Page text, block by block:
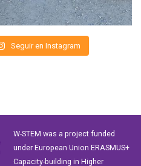
Seguir en Instagram
W-STEM was a project funded
under European Union ERASMUS+
Capacity-building in Higher